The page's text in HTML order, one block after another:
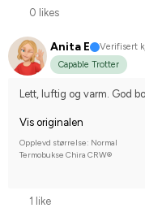
0 likes
Anita E
Verifisert
Capable Trotter
Lett, luftig og varm. God
Vis originalen
Opplevd størrelse: Normal
Termobukse Chira CRW®
1 like